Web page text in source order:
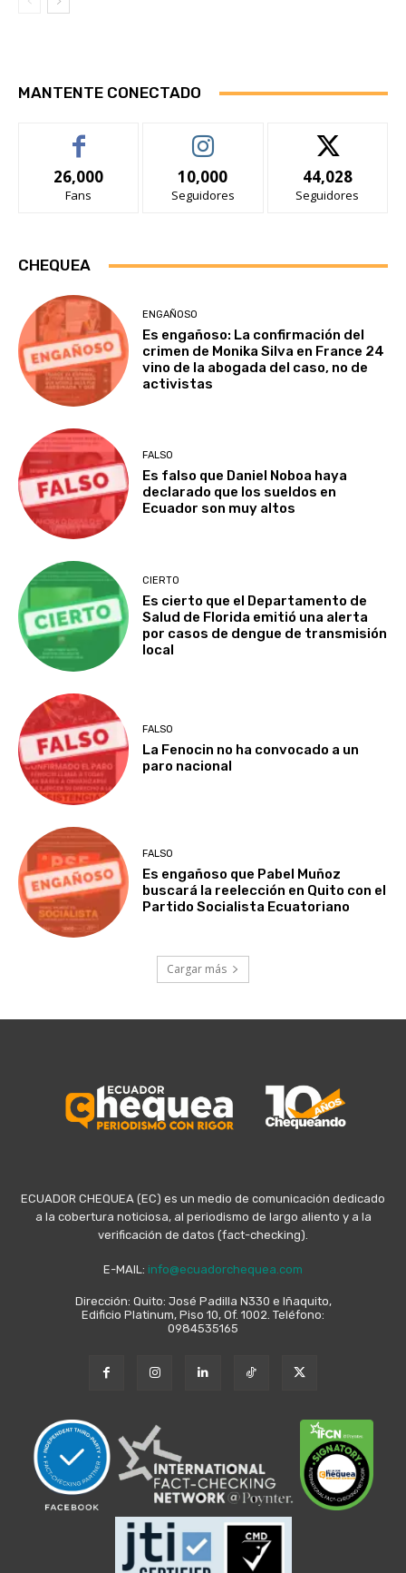
MANTENTE CONECTADO
26,000
Fans
10,000
Seguidores
44,028
Seguidores
CHEQUEA
ENGAÑOSO
Es engañoso: La confirmación del
crimen de Monika Silva en France 24
vino de la abogada del caso, no de
activistas
FALSO
Es falso que Daniel Noboa haya
declarado que los sueldos en
Ecuador son muy altos
CIERTO
Es cierto que el Departamento de
Salud de Florida emitió una alerta
por casos de dengue de transmisión
local
FALSO
La Fenocin no ha convocado a un
paro nacional
FALSO
Es engañoso que Pabel Muñoz
buscará la reelección en Quito con el
Partido Socialista Ecuatoriano
Cargar más
ECUADOR CHEQUEA (EC) es un medio de comunicación dedicado
a la cobertura noticiosa, al periodismo de largo aliento y a la
verificación de datos (fact-checking).
E-MAIL: info@ecuadorchequea.com
Dirección: Quito: José Padilla N330 e Iñaquito,
Edificio Platinum, Piso 10, Of. 1002. Teléfono:
0984535165